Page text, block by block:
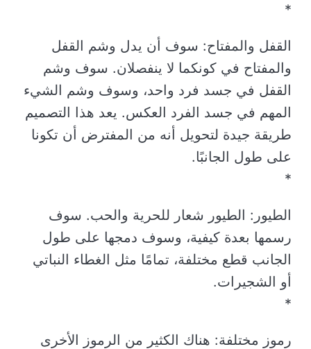
*
القفل والمفتاح: سوف أن يدل وشم القفل
والمفتاح في كونكما لا ينفصلان. سوف وشم
القفل في جسد فرد واحد، وسوف وشم الشيء
المهم في جسد الفرد العكس. يعد هذا التصميم
طريقة جيدة لتحويل أنه من المفترض أن تكونا
على طول الجانبًا.
*
الطيور: الطيور شعار للحرية والحب. سوف
رسمها بعدة كيفية، وسوف دمجها على طول
الجانب قطع مختلفة، تمامًا مثل الغطاء النباتي
أو الشجيرات.
*
رموز مختلفة: هناك الكثير من الرموز الأخرى